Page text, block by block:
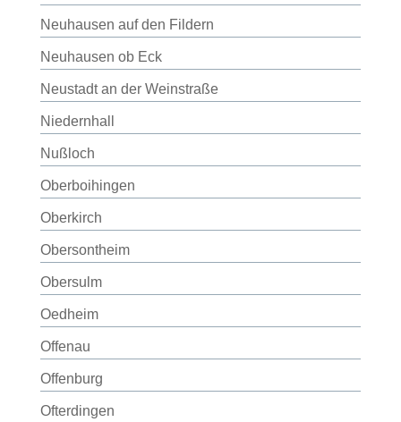
Neuhausen auf den Fildern
Neuhausen ob Eck
Neustadt an der Weinstraße
Niedernhall
Nußloch
Oberboihingen
Oberkirch
Obersontheim
Obersulm
Oedheim
Offenau
Offenburg
Ofterdingen